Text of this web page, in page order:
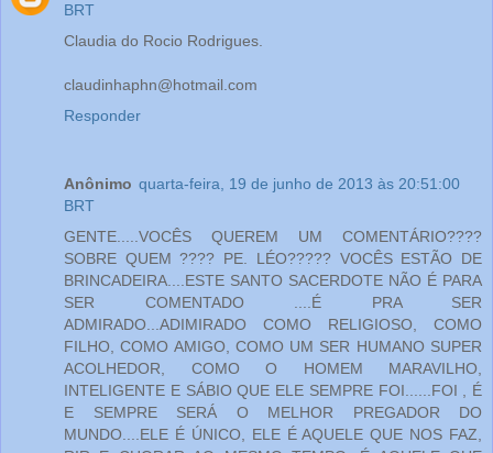
BRT
Claudia do Rocio Rodrigues.
claudinhaphn@hotmail.com
Responder
Anônimo quarta-feira, 19 de junho de 2013 às 20:51:00
BRT
GENTE.....VOCÊS QUEREM UM COMENTÁRIO????
SOBRE QUEM ???? PE. LÉO????? VOCÊS ESTÃO DE
BRINCADEIRA....ESTE SANTO SACERDOTE NÃO É PARA
SER COMENTADO ....É PRA SER
ADMIRADO...ADIMIRADO COMO RELIGIOSO, COMO
FILHO, COMO AMIGO, COMO UM SER HUMANO SUPER
ACOLHEDOR, COMO O HOMEM MARAVILHO,
INTELIGENTE E SÁBIO QUE ELE SEMPRE FOI......FOI , É
E SEMPRE SERÁ O MELHOR PREGADOR DO
MUNDO....ELE É ÚNICO, ELE É AQUELE QUE NOS FAZ,